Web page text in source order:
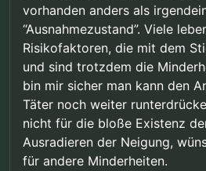
vorhanden anders als
“Ausnahmezustand”. Viele
Risikofaktoren, die mit dem
und sind trotzdem die
bin mir sicher man kann den
Täter noch weiter
nicht für die bloße Existenz
Ausradieren der Neigung,
für andere Minderheiten.